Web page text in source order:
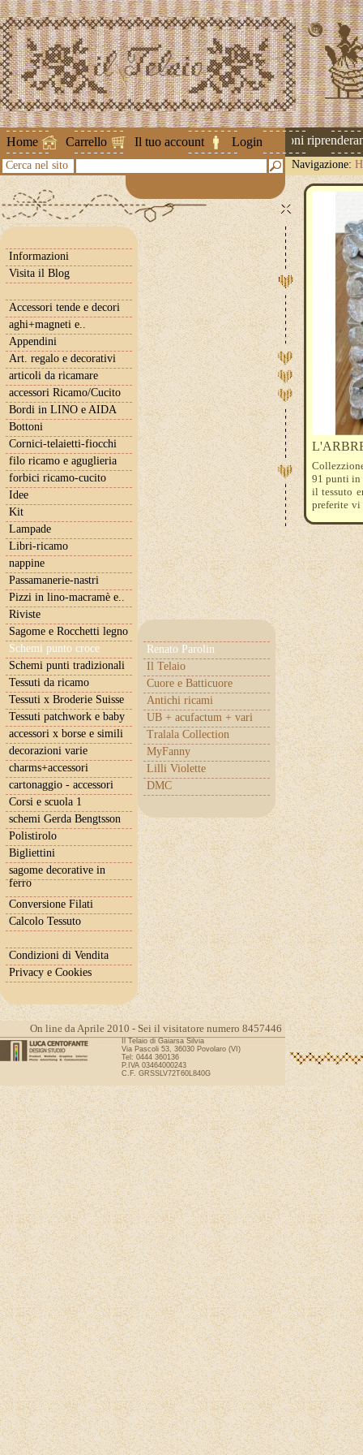
Home Carrello Il tuo account Login
Attenzione ! Le spedizioni
Cerca nel sito Navigazione:
Informazioni
Visita il Blog
Accessori tende e decori
aghi+magneti e..
Appendini
Art. regalo e decorativi
articoli da ricamare
accessori Ricamo/Cucito
Bordi in LINO e AIDA
Bottoni
Cornici-telaietti-fiocchi
filo ricamo e aguglieria
forbici ricamo-cucito
Idee
Kit
Lampade
Libri-ricamo
nappine
Passamanerie-nastri
Pizzi in lino-macramè e..
Riviste
Sagome e Rocchetti legno
Schemi punto croce
Renato Parolin
Il Telaio
Cuore e Batticuore
Antichi ricami
UB + acufactum + vari
Tralala Collection
MyFanny
Lilli Violette
DMC
Schemi punti tradizionali
Tessuti da ricamo
Tessuti x Broderie Suisse
Tessuti patchwork e baby
accessori x borse e simili
decorazioni varie
charms+accessori
cartonaggio - accessori
Corsi e scuola 1
schemi Gerda Bengtsson
Polistirolo
Bigliettini
sagome decorative in
ferro
Conversione Filati
Calcolo Tessuto
Condizioni di Vendita
Privacy e Cookies
91 punti in
il tessuto
preferite vi
ad essere
colore.
se ti piace
.
On line da Aprile 2010 - Sei il visitatore numero 8457446
Il Telaio di Gaiarsa Silvia
Via Pascoli 53, 36030 Povolaro (VI)
Tel: 0444 360136
P.IVA 03464000243
C.F. GRSSLV72T60L840G